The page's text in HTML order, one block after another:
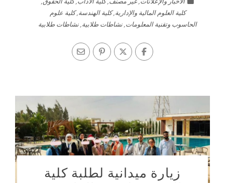
كلية العلوم المالية والإدارية,كلية الهندسة,كلية علوم
الحاسوب وتقنية المعلومات,نشاطات طلابية,نشاطات طلابية
زيارة ميدانية لطلبة كلية